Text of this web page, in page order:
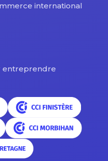
international
entreprendre